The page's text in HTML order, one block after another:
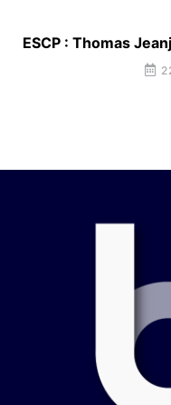
ESCP : Thomas